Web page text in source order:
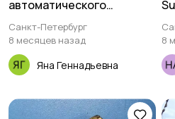
автоматического
управления
технологическими
процессами (САУ ТП)
Санкт-Петербург
8 месяцев назад
Яна Геннадьевна
8